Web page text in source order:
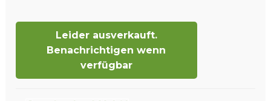
Menge
Leider ausverkauft.
Benachrichtigen wenn
verfügbar